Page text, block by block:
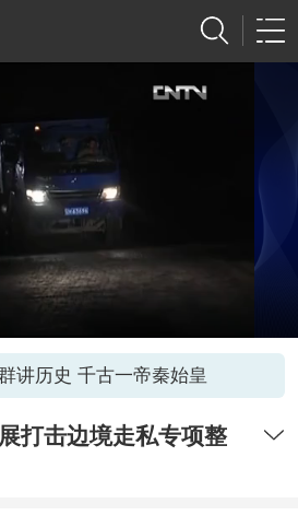
讲历史 千古一帝秦始皇
打击边境走私专项整